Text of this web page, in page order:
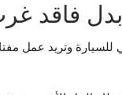
بدل فاقد
وتريد عمل